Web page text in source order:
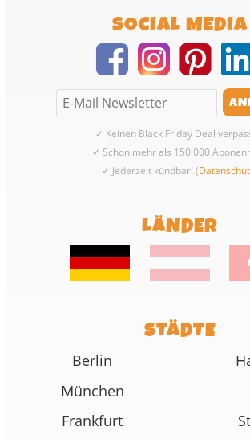
SOCIAL MEDIA
✓ Keinen Black Friday Deal
✓ Schon mehr als 150.000
✓ Jederzeit kündbar! (
LÄNDER
STÄDTE
Berlin
München
Frankfurt